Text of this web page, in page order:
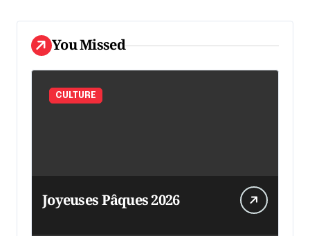
You Missed
CULTURE
Joyeuses Pâques 2026